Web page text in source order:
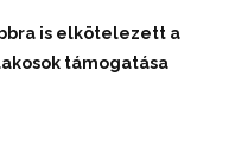
is elkötelezett a
támogatása